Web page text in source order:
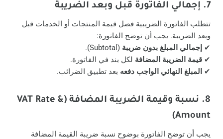
7. إجمالي الفاتورة قبل وبعد الضريبة
تتطلب الفاتورة الضريبية فصل قيمة المنتجات أو الخدمات قبل
وبعد الضريبة. يجب أن توضح الفاتورة:
✔ إجمالي المبلغ بدون ضريبة (Subtotal).
✔ قيمة الضريبة المضافة لكل بند في الفاتورة.
✔ المبلغ النهائي الواجب دفعه بعد تطبيق الضرائب.
8. نسبة وقيمة الضريبة المضافة (VAT Rate &
Amount)
يجب أن توضح الفاتورة بوضوح نسبة ضريبة القيمة المضافة